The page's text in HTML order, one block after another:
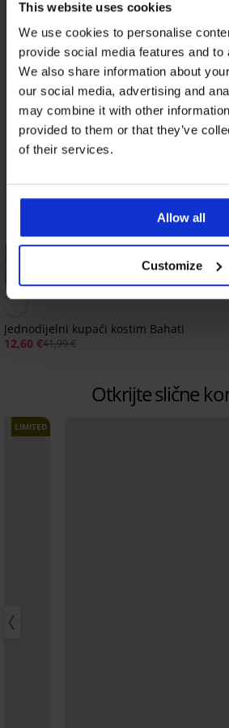
This website uses cookies
We use cookies to personalise
provide social media features and to
We also share information about
our social media, advertising and
may combine it with other
provided to them or that they’ve
of their services.
Allow all
Customize
Popust -70%
Jednodijelni kupaći kostim Bahati
12,60 €41,99 €
Otkrijte slične
LIMITED